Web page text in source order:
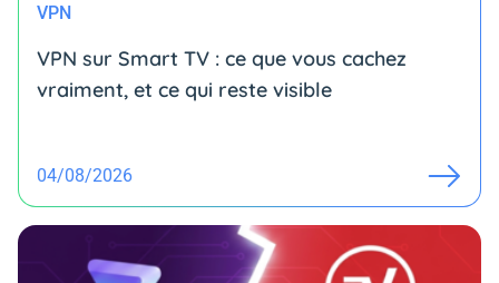
VPN
VPN sur Smart TV : ce que vous cachez
vraiment, et ce qui reste visible
04/08/2026